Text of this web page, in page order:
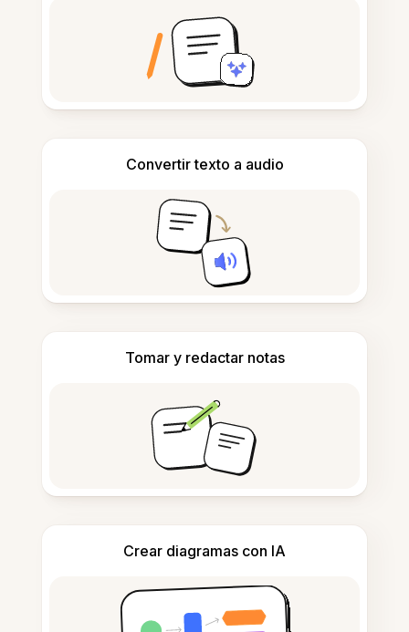
Convertir texto a audio
Tomar y redactar notas
Crear diagramas con IA